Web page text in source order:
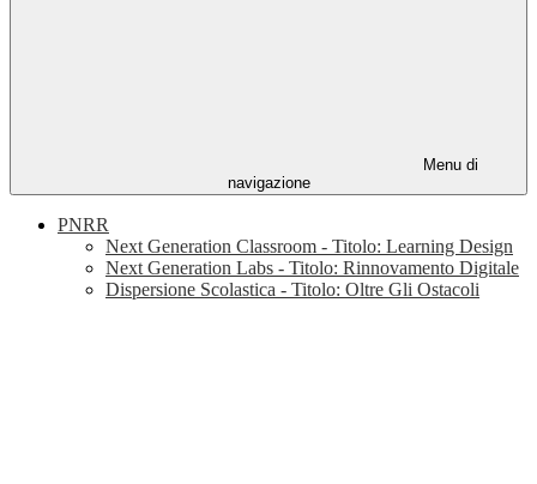
Menu di
navigazione
PNRR
Next Generation Classroom - Titolo: Learning Design
Next Generation Labs - Titolo: Rinnovamento Digitale
Dispersione Scolastica - Titolo: Oltre Gli Ostacoli